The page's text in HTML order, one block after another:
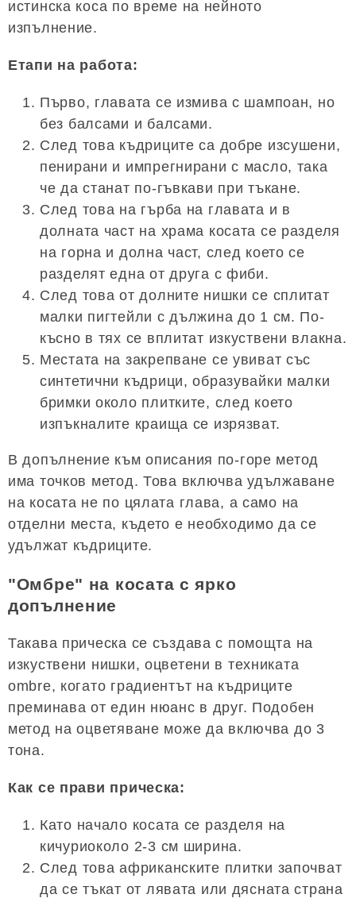
истинска коса по време на нейното
изпълнение.
Етапи на работа:
Първо, главата се измива с шампоан, но
без балсами и балсами.
След това къдриците са добре изсушени,
пенирани и импрегнирани с масло, така
че да станат по-гъвкави при тъкане.
След това на гърба на главата и в
долната част на храма косата се разделя
на горна и долна част, след което се
разделят една от друга с фиби.
След това от долните нишки се сплитат
малки пигтейли с дължина до 1 см. По-
късно в тях се вплитат изкуствени влакна.
Местата на закрепване се увиват със
синтетични къдрици, образувайки малки
бримки около плитките, след което
изпъкналите краища се изрязват.
В допълнение към описания по-горе метод
има точков метод. Това включва удължаване
на косата не по цялата глава, а само на
отделни места, където е необходимо да се
удължат къдриците.
"Омбре" на косата с ярко
допълнение
Такава прическа се създава с помощта на
изкуствени нишки, оцветени в техниката
ombre, когато градиентът на къдриците
преминава от един нюанс в друг. Подобен
метод на оцветяване може да включва до 3
тона.
Как се прави прическа:
Като начало косата се разделя на
кичуриоколо 2-3 см ширина.
След това африканските плитки започват
да се тъкат от лявата или дясната страна